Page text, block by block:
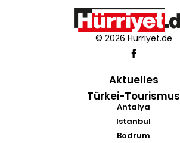
© 2026 Hürriyet.de
Aktuelles
Türkei-Tourismus
Antalya
Istanbul
Bodrum